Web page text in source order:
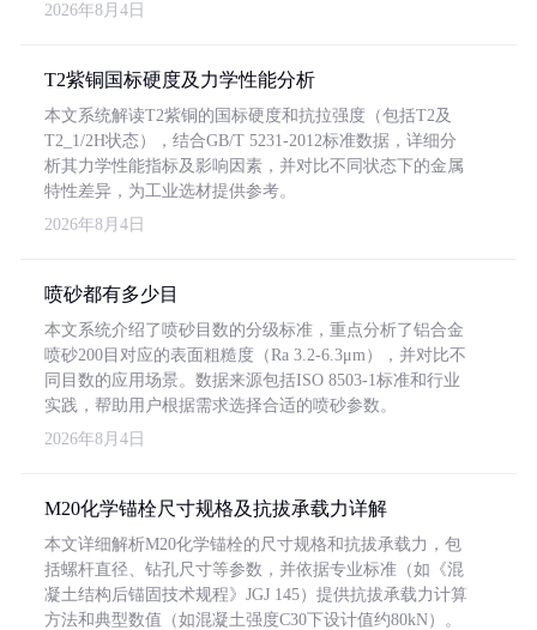
2026年8月4日
T2紫铜国标硬度及力学性能分析
本文系统解读T2紫铜的国标硬度和抗拉强度（包括T2及
T2_1/2H状态），结合GB/T 5231-2012标准数据，详细分
析其力学性能指标及影响因素，并对比不同状态下的金属
特性差异，为工业选材提供参考。
2026年8月4日
喷砂都有多少目
本文系统介绍了喷砂目数的分级标准，重点分析了铝合金
喷砂200目对应的表面粗糙度（Ra 3.2-6.3μm），并对比不
同目数的应用场景。数据来源包括ISO 8503-1标准和行业
实践，帮助用户根据需求选择合适的喷砂参数。
2026年8月4日
M20化学锚栓尺寸规格及抗拔承载力详解
本文详细解析M20化学锚栓的尺寸规格和抗拔承载力，包
括螺杆直径、钻孔尺寸等参数，并依据专业标准（如《混
凝土结构后锚固技术规程》JGJ 145）提供抗拔承载力计算
方法和典型数值（如混凝土强度C30下设计值约80kN）。